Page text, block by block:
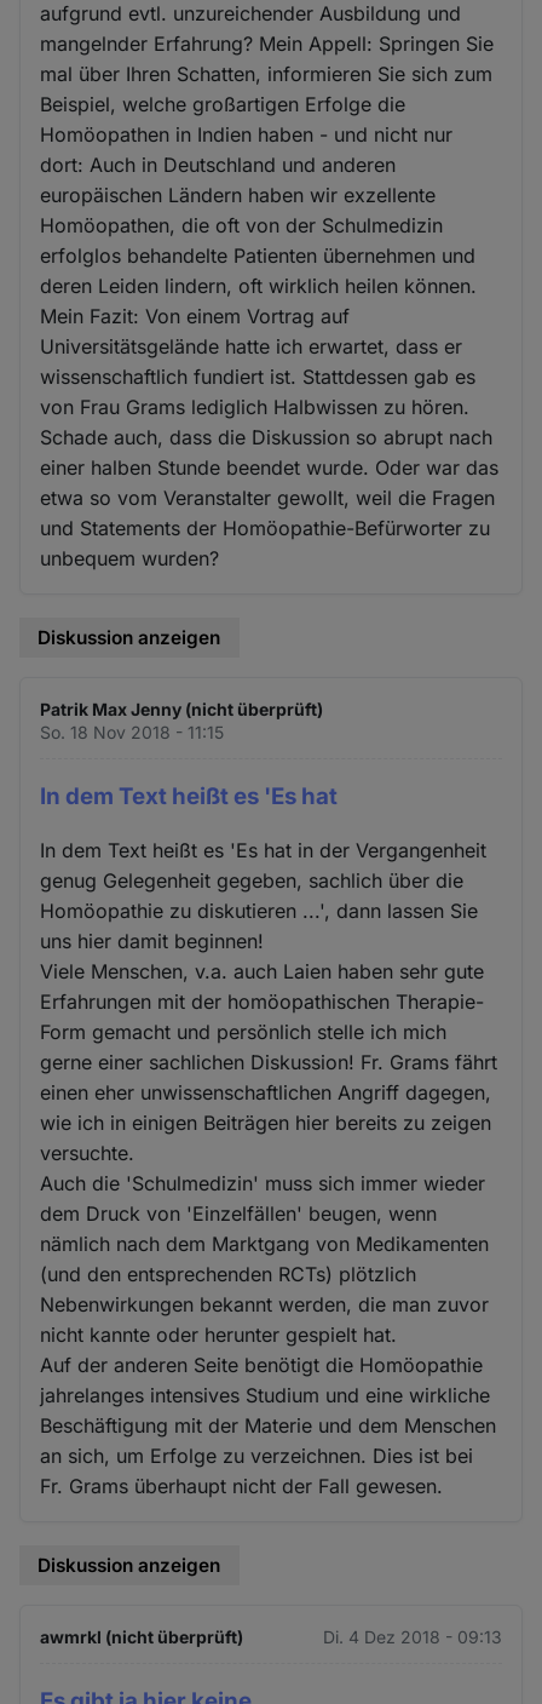
aufgrund evtl. unzureichender Ausbildung und
mangelnder Erfahrung? Mein Appell: Springen Sie
mal über Ihren Schatten, informieren Sie sich zum
Beispiel, welche großartigen Erfolge die
Homöopathen in Indien haben - und nicht nur
dort: Auch in Deutschland und anderen
europäischen Ländern haben wir exzellente
Homöopathen, die oft von der Schulmedizin
erfolglos behandelte Patienten übernehmen und
deren Leiden lindern, oft wirklich heilen können.
Mein Fazit: Von einem Vortrag auf
Universitätsgelände hatte ich erwartet, dass er
wissenschaftlich fundiert ist. Stattdessen gab es
von Frau Grams lediglich Halbwissen zu hören.
Schade auch, dass die Diskussion so abrupt nach
einer halben Stunde beendet wurde. Oder war das
etwa so vom Veranstalter gewollt, weil die Fragen
und Statements der Homöopathie-Befürworter zu
unbequem wurden?
Diskussion anzeigen
Patrik Max Jenny (nicht überprüft)
So. 18 Nov 2018 - 11:15
In dem Text heißt es 'Es hat
In dem Text heißt es 'Es hat in der Vergangenheit
genug Gelegenheit gegeben, sachlich über die
Homöopathie zu diskutieren ...', dann lassen Sie
uns hier damit beginnen!
Viele Menschen, v.a. auch Laien haben sehr gute
Erfahrungen mit der homöopathischen Therapie-
Form gemacht und persönlich stelle ich mich
gerne einer sachlichen Diskussion! Fr. Grams fährt
einen eher unwissenschaftlichen Angriff dagegen,
wie ich in einigen Beiträgen hier bereits zu zeigen
versuchte.
Auch die 'Schulmedizin' muss sich immer wieder
dem Druck von 'Einzelfällen' beugen, wenn
nämlich nach dem Marktgang von Medikamenten
(und den entsprechenden RCTs) plötzlich
Nebenwirkungen bekannt werden, die man zuvor
nicht kannte oder herunter gespielt hat.
Auf der anderen Seite benötigt die Homöopathie
jahrelanges intensives Studium und eine wirkliche
Beschäftigung mit der Materie und dem Menschen
an sich, um Erfolge zu verzeichnen. Dies ist bei
Fr. Grams überhaupt nicht der Fall gewesen.
Diskussion anzeigen
awmrkl (nicht überprüft) Di. 4 Dez 2018 - 09:13